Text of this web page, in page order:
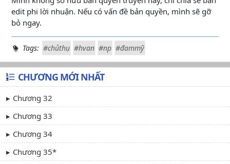
edit phi lời nhuận. Nếu có vấn đề bản quyền, mình sẽ gỡ
bỏ ngay.
Tags: #chủthụ #hvan #np #đammỹ
CHƯƠNG MỚI NHẤT
Chương 32
Chương 33
Chương 34
Chương 35*